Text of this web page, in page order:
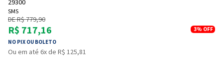
29300
SMS
DE R$ 779,90
R$ 717,16
NO PIX OU BOLETO
3% OFF
Ou em até 6x de R$ 125,81